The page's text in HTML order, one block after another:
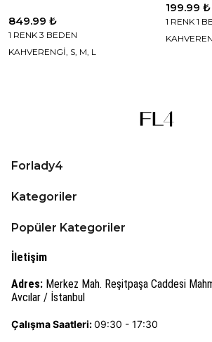
849.99 ₺
1 RENK 3 BEDEN
KAHVERENGİ, S, M, L
199.99 ₺
1 RENK 1
Forlady4
Kategoriler
Popüler Kategoriler
İletişim
Adres: Merkez Mah. Reşitpaşa Caddesi
Avcılar / İstanbul
Çalışma Saatleri:09:30 - 17:30